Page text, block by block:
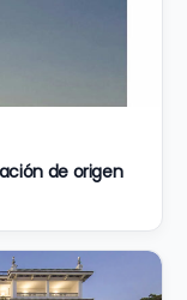
de origen